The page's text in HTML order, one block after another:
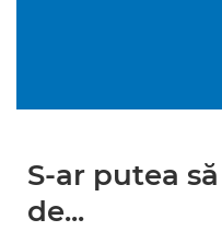
S-ar putea
de...